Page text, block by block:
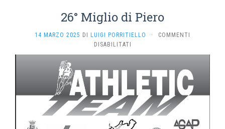
26° Miglio di Piero
14 MARZO 2025 DI LUIGI PORRITIELLO ·
COMMENTI
DISABILITATI
26°